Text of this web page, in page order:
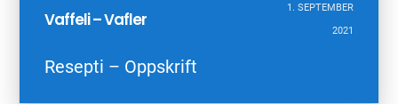
Vaffeli – Vafler
1. SEPTEMBER
2021
Resepti – Oppskrift